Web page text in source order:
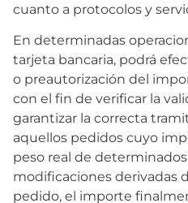
cuanto a protocolos y
En determinadas
tarjeta bancaria, podrá
o preautorización del
con el fin de verificar la
garantizar la correcta
aquellos pedidos cuyo
peso real de
modificaciones derivadas
pedido, el importe